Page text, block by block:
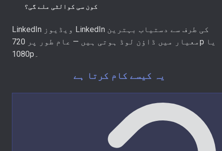
کون سی کوالٹی ملے گی؟
LinkedIn ویڈیوز LinkedIn کی طرف سے دستیاب بہترین
معیار میں ڈاؤن لوڈ ہوتی ہیں — عام طور پر 720p یا
یہ کیسے کام کرتا ہے